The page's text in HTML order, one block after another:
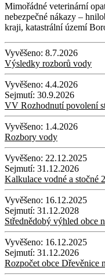
Mimořádné veterinární
nebezpečné nákazy –
kraji, katastrální území
Vyvěšeno: 8.7.2026
Výsledky rozborů vody
Vyvěšeno: 4.4.2026
Sejmutí: 30.9.2026
VV Rozhodnutí povolení
Vyvěšeno: 1.4.2026
Rozbory vody
Vyvěšeno: 22.12.2025
Sejmutí: 31.12.2026
Kalkulace vodné a stočné
Vyvěšeno: 16.12.2025
Sejmutí: 31.12.2028
Střednědobý výhled obce
Vyvěšeno: 16.12.2025
Sejmutí: 31.12.2026
Rozpočet obce Dřevěnice